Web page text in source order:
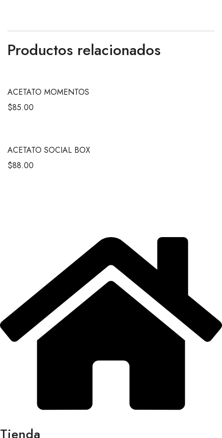
Productos relacionados
ACETATO MOMENTOS
$85.00
ACETATO SOCIAL BOX
$88.00
Tienda